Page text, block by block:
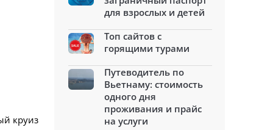
круиз
для взрослых и детей
Топ сайтов с
горящими турами
Путеводитель по
Вьетнаму: стоимость
одного дня
проживания и прайс
на услуги